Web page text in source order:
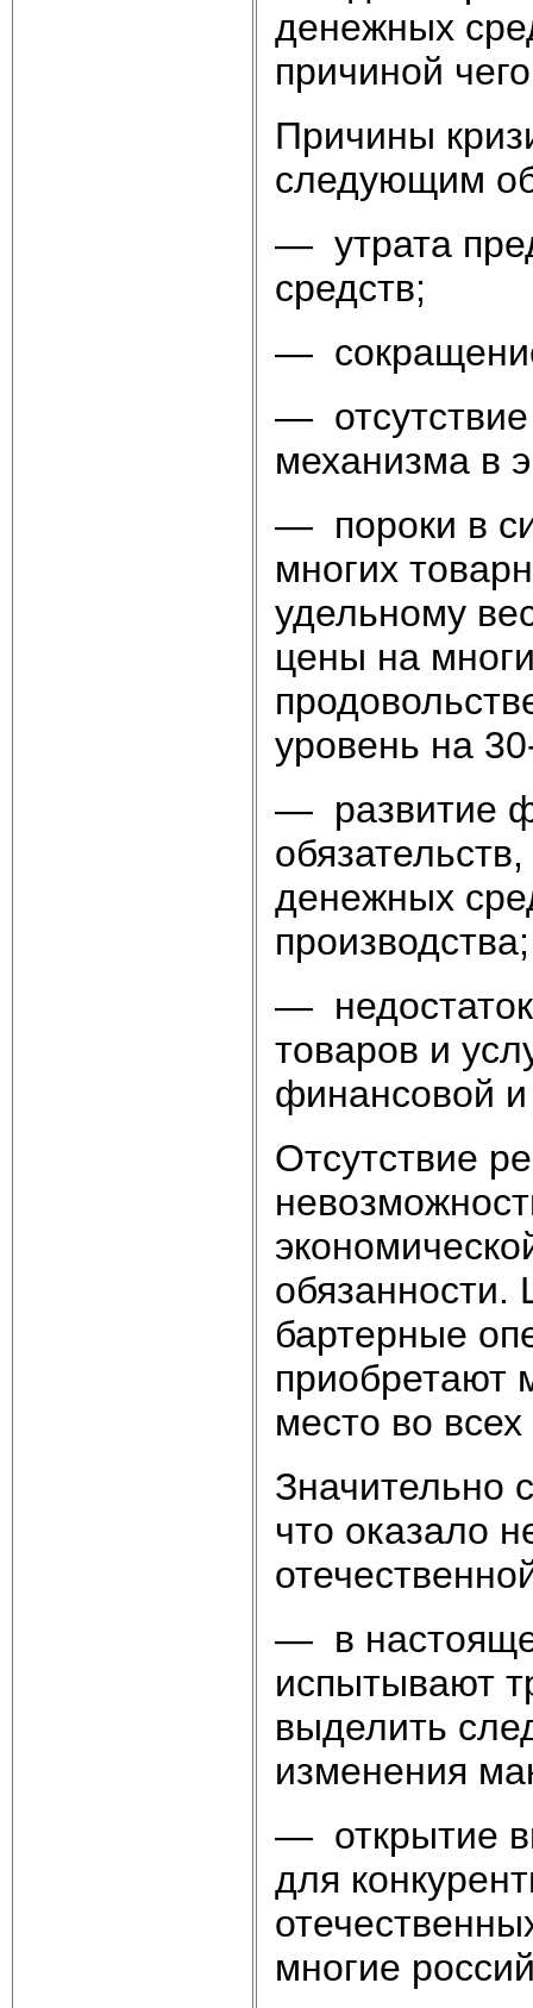
денежных
причиной
Причины
следующим
— утрата
средств;
—
— отсутствие
механизма в
— пороки в
многих
удельному
цены на
уровень на
— развитие
денежных
производства;
—
товаров и
финансовой
Отсутствие
обязанности.
бартерные
приобретают
место во
Значительно
что оказало
— в
испытывают
выделить
изменения
— открытие
для
многие